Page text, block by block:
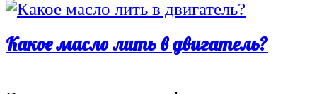
Какое масло лить в двигатель?